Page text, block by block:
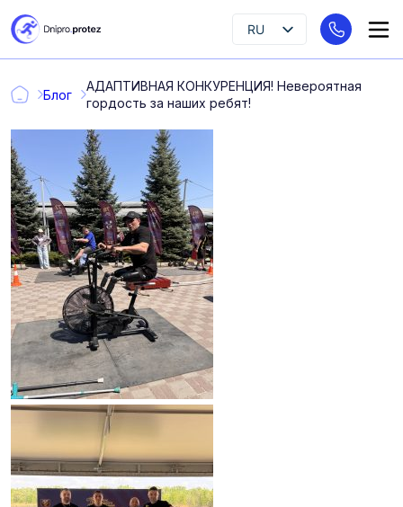
RU
UK
EN
Блог
АДАПТИВНАЯ КОНКУРЕНЦИЯ! Невероятная
гордость за наших ребят!